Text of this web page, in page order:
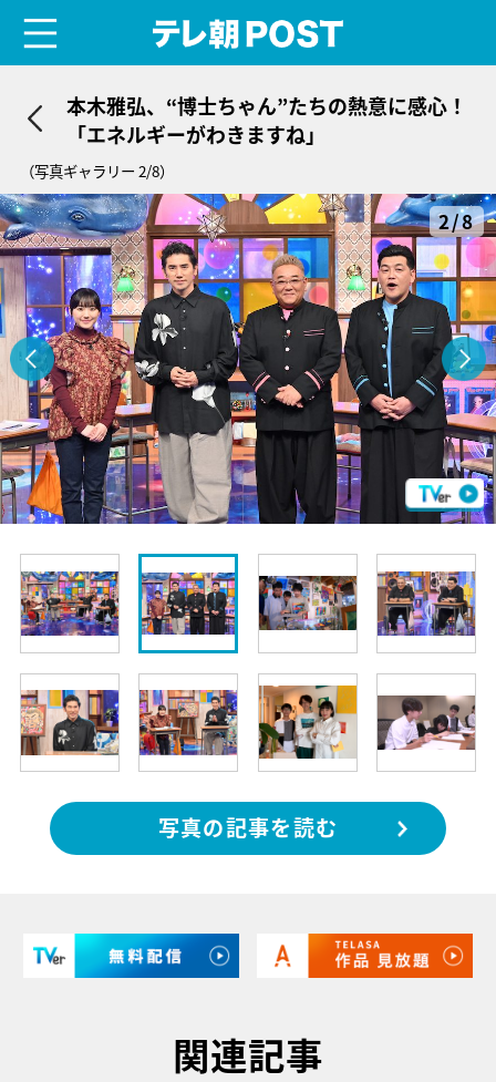
本木雅弘、“博士ちゃん”たちの熱意に感心！
「エネルギーがわきますね」
（写真ギャラリー 2/8）
2/8
写真の記事を読む
関連記事